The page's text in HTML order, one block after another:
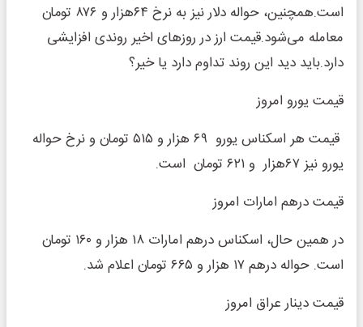
است.همچنین، حواله دلار نیز به نرخ ۶۴هزار و ۸۷۶ تومان
معامله می‌شود.قیمت ارز در روزهای اخیر روندی افزایشی
دارد.باید دید این روند تداوم دارد یا خیر؟
قیمت یورو امروز
قیمت هر اسکناس یورو ۶۹ هزار و ۵۱۵ تومان و نرخ حواله
یورو نیز ۶۷هزار و ۶۲۱ تومان است.
قیمت درهم امارات امروز
در همین حال، اسکناس درهم امارات ۱۸ هزار و ۱۶۰ تومان
است. حواله درهم ۱۷ هزار و ۶۶۵ تومان اعلام شد.
قیمت دینار عراق امروز